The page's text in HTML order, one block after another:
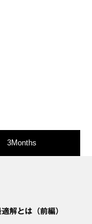
3Months
解とは（前編）